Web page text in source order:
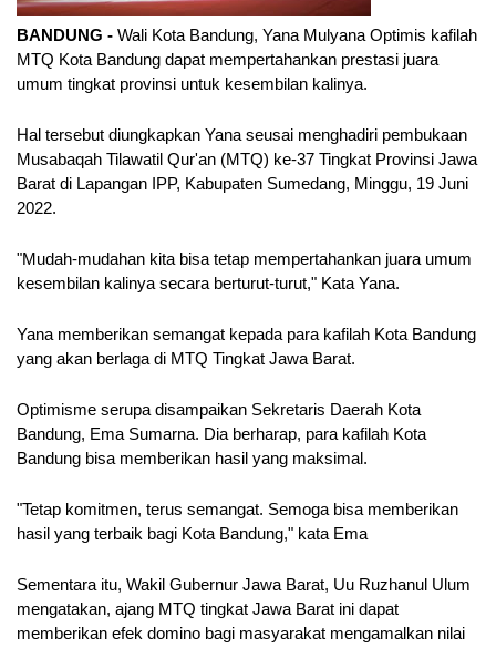
BANDUNG - Wali Kota Bandung, Yana Mulyana Optimis kafilah
MTQ Kota Bandung dapat mempertahankan prestasi juara
umum tingkat provinsi untuk kesembilan kalinya.
Hal tersebut diungkapkan Yana seusai menghadiri pembukaan
Musabaqah Tilawatil Qur'an (MTQ) ke-37 Tingkat Provinsi Jawa
Barat di Lapangan IPP, Kabupaten Sumedang, Minggu, 19 Juni
2022.
"Mudah-mudahan kita bisa tetap mempertahankan juara umum
kesembilan kalinya secara berturut-turut," Kata Yana.
Yana memberikan semangat kepada para kafilah Kota Bandung
yang akan berlaga di MTQ Tingkat Jawa Barat.
Optimisme serupa disampaikan Sekretaris Daerah Kota
Bandung, Ema Sumarna. Dia berharap, para kafilah Kota
Bandung bisa memberikan hasil yang maksimal.
"Tetap komitmen, terus semangat. Semoga bisa memberikan
hasil yang terbaik bagi Kota Bandung," kata Ema
Sementara itu, Wakil Gubernur Jawa Barat, Uu Ruzhanul Ulum
mengatakan, ajang MTQ tingkat Jawa Barat ini dapat
memberikan efek domino bagi masyarakat mengamalkan nilai